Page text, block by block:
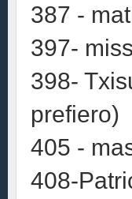
387 -
397-
398-
prefiero)
405 -
408-